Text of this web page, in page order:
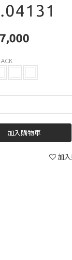
加入購物車
加